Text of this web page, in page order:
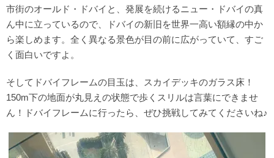
市街のオールド・ドバイと、発展を続けるニュー・ドバイの真
ん中に立っているので、ドバイの新旧を世界一高い額縁の中か
ら楽しめます。全く異なる景色が目の前に広がっていて、すご
く面白いですよ。
そしてドバイフレームの目玉は、スカイデッキのガラス床！
150m下の地面が丸見えの状態で歩くスリルは言葉にできませ
ん！ドバイフレームに行ったら、ぜひ挑戦してみてくださいね♪